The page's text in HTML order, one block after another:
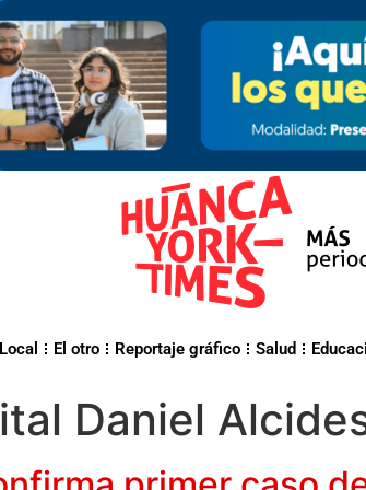
Local El otro Reportaje gráfico Salud
Daniel